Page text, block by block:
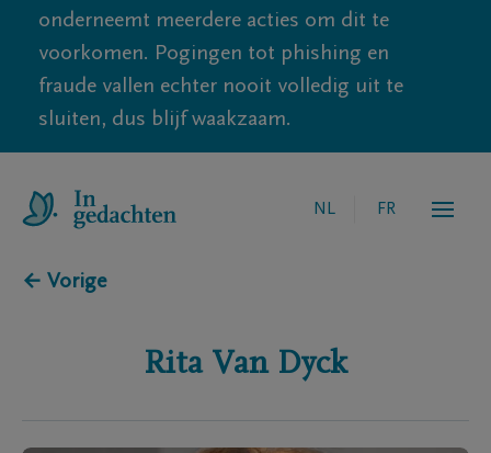
onderneemt meerdere acties om dit te
voorkomen. Pogingen tot phishing en
fraude vallen echter nooit volledig uit te
sluiten, dus blijf waakzaam.
NL FR
← Vorige
Rita Van Dyck